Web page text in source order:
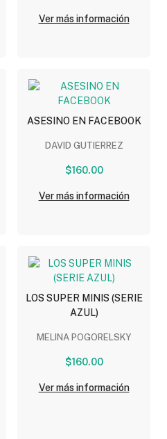
Ver más información
ASESINO EN FACEBOOK
DAVID GUTIERREZ
$160.00
Ver más información
LOS SUPER MINIS (SERIE
AZUL)
MELINA POGORELSKY
$160.00
Ver más información